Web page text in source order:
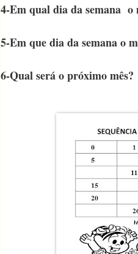
4-Em qual dia da semana o
5-Em que dia da semana o
6-Qual será o próximo mês?